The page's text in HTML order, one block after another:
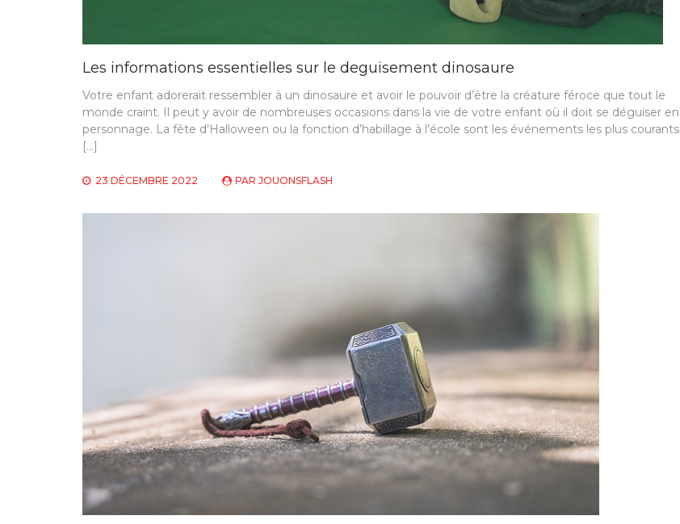
Les informations essentielles sur le deguisement dinosaure
Votre enfant adorerait ressembler à un dinosaure et avoir le pouvoir d’être la créature féroce que tout le
monde craint. Il peut y avoir de nombreuses occasions dans la vie de votre enfant où il doit se déguiser en
personnage. La fête d’Halloween ou la fonction d’habillage à l’école sont les événements les plus courants
[…]
23 DÉCEMBRE 2022 PAR JOUONSFLASH